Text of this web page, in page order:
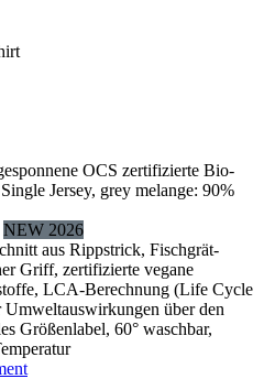
OCS zertifizierte Bio-
Jersey, grey melange: 90%
NEW 2026
aus Rippstrick, Fischgrät-
Griff, zertifizierte vegane
LCA-Berechnung (Life Cycle
Umweltauswirkungen über den
Größenlabel, 60° waschbar,